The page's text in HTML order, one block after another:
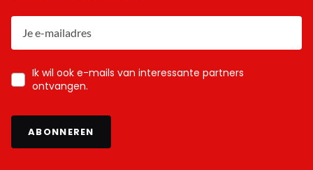
Ik wil ook e-mails van interessante partners
ontvangen.
ABONNEREN